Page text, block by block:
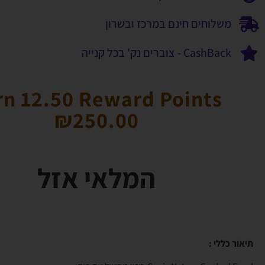
משלוחים חינם במרכז ובשרון
CashBack - צוברים נק' בכל קנייה
12.50 Reward Points
₪250.00
המלאי אזל
תיאור כללי :